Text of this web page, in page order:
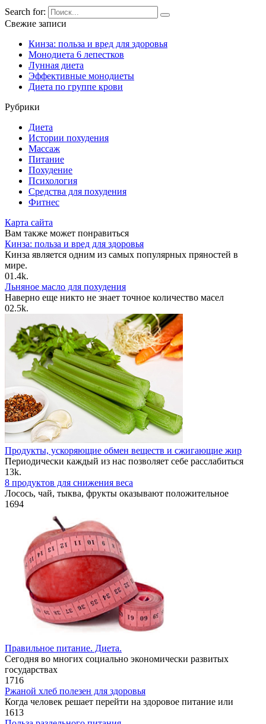
Search for:
Свежие записи
Кинза: польза и вред для здоровья
Монодиета 6 лепестков
Лунная диета
Эффективные монодиеты
Диета по группе крови
Рубрики
Диета
Истории похудения
Массаж
Питание
Похудение
Психология
Средства для похудения
Фитнес
Карта сайта
Вам также может понравиться
Кинза: польза и вред для здоровья
Кинза является одним из самых популярных пряностей в
мире.
01.4k.
Льняное масло для похудения
Наверно еще никто не знает точное количество масел
02.5k.
Продукты, ускоряющие обмен веществ и сжигающие жир
Периодически каждый из нас позволяет себе расслабиться
13k.
8 продуктов для снижения веса
Лосось, чай, тыква, фрукты оказывают положительное
1694
Правильное питание. Диета.
Сегодня во многих социально экономически развитых
государствах
1 716
Ржаной хлеб полезен для здоровья
Когда человек решает перейти на здоровое питание или
1613